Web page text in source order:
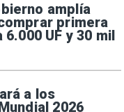
amplía
primera
UF y 30 mil
a los
2026